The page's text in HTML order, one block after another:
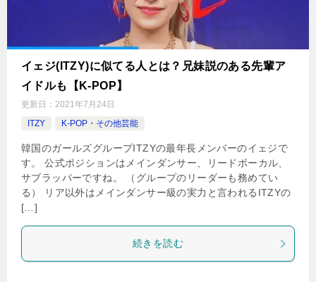
イェジ(ITZY)に似てる人とは？兄妹説のある先輩ア
イドルも【K-POP】
更新日： 2021年7月24日
ITZY
K-POP・その他芸能
韓国のガールズグループITZYの最年長メンバーのイェジで
す。 公式ポジションはメインダンサー、リードボーカル、
サブラッパーですね。 （グループのリーダーも務めてい
る） リア以外はメインダンサー級の実力と言われるITZYの
[…]
続きを読む